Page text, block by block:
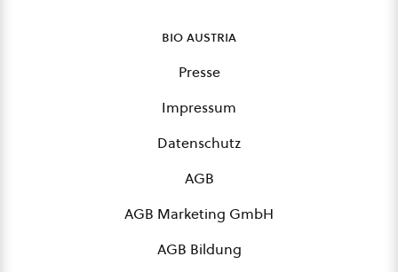
bio austria
Presse
Impressum
Datenschutz
AGB
AGB Marketing GmbH
AGB Bildung